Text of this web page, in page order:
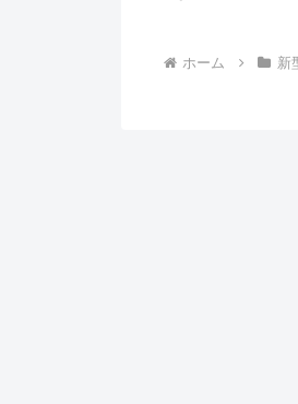
ホーム 新